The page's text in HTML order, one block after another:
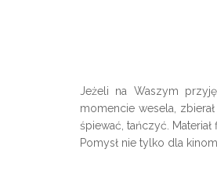
Jeżeli na Waszym
momencie wesela,
śpiewać, tańczyć.
Pomysł nie tylko dla